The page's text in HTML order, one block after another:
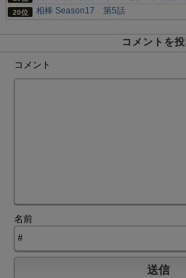
相棒 Season17 第5話
コメントを
コメント
名前